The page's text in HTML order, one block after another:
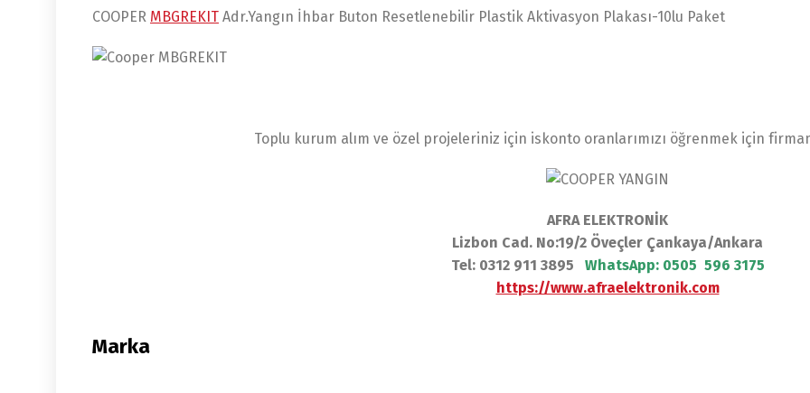
COOPER MBGREKIT Adr.Yangın İhbar Buton Resetlenebilir Plastik Aktivasyon Plakası-10lu Paket
Toplu kurum alım ve özel projeleriniz için iskonto oranlarımızı öğrenmek için
AFRA ELEKTRONİK
Lizbon Cad. No:19/2 Öveçler Çankaya/Ankara
Tel: 0312 911 3895 WhatsApp: 0505 596 3175
https://www.afraelektronik.com
Marka